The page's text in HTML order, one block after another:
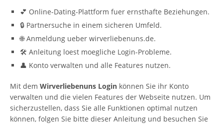
💕 Online-Dating-Plattform fuer ernsthafte Beziehungen.
🔒 Partnersuche in einem sicheren Umfeld.
🌐 Anmeldung ueber wirverliebenuns.de.
🛠️ Anleitung loest moegliche Login-Probleme.
👤 Konto verwalten und alle Features nutzen.
Mit dem Wirverliebenuns Login können Sie ihr Konto
verwalten und die vielen Features der Webseite nutzen. Um
sicherzustellen, dass Sie alle Funktionen optimal nutzen
können, folgen Sie bitte dieser Anleitung und besuchen Sie